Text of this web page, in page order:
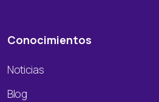
Conocimientos
Noticias
Blog